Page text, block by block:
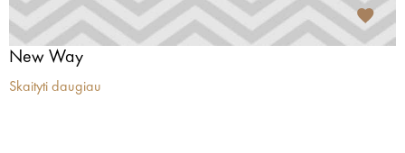
New Way
Skaityti daugiau